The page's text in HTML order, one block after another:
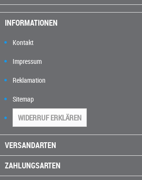
INFORMATIONEN
Kontakt
Impressum
Reklamation
Sitemap
WIDERRUF ERKLÄREN
VERSANDARTEN
ZAHLUNGSARTEN